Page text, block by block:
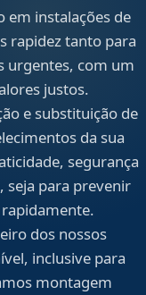
em instalações de
rapidez tanto para
urgentes, com um
justos.
e substituição de
da sua
segurança
seja para prevenir
dos nossos
inclusive para
montagem